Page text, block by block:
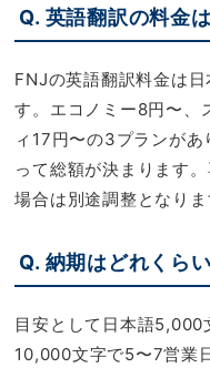
Q. 英語翻訳の料金
FNJの英語翻訳料金は
す。エコノミー8円〜、
ィ17円〜の3プランが
って総額が決まります
場合は別途調整となりま
Q. 納期はどれくら
目安として日本語5,000
10,000文字で5〜7営業